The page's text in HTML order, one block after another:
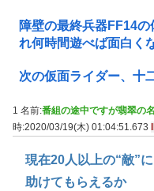
障壁の最終兵器FF14
れ何時間遊べば面白く
次の仮面ライダー、十
1 名前:番組の途中ですが翡翠の
時:2020/03/19(木) 01:04:51.673
現在20人以上の“敵”
助けてもらえるか